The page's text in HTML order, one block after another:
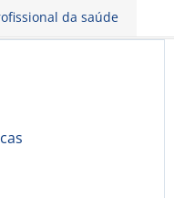
da saúde